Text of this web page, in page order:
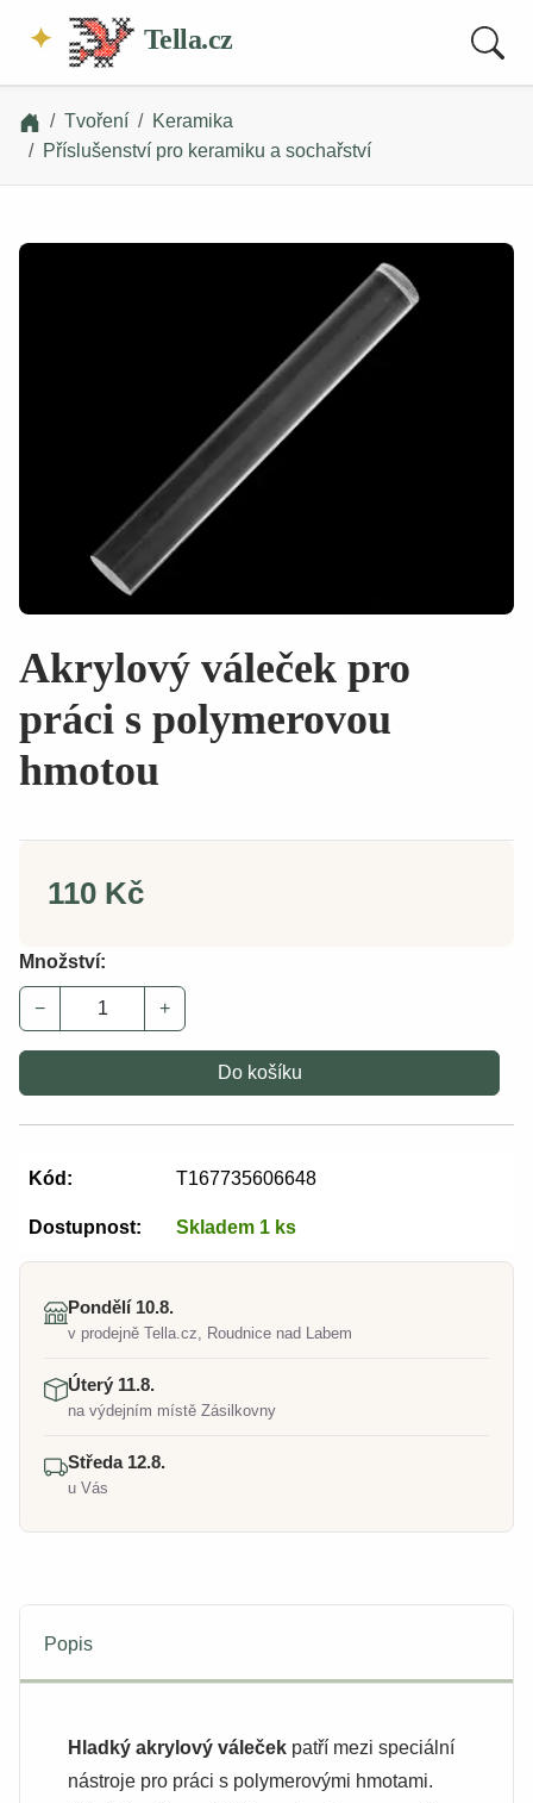
Tella.cz
Tvoření
Keramika
Příslušenství pro keramiku a sochařství
Akrylový váleček pro
práci s polymerovou
hmotou
110 Kč
Množství:
− +
Do košíku
Kód: T167735606648
Dostupnost: Skladem 1 ks
Pondělí 10.8.
v prodejně Tella.cz, Roudnice nad Labem
Úterý 11.8.
na výdejním místě Zásilkovny
Středa 12.8.
u Vás
Popis
Hladký akrylový váleček patří mezi speciální
nástroje pro práci s polymerovými hmotami.